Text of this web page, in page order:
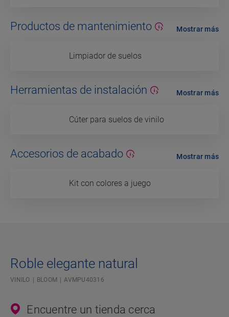
Productos de mantenimiento
Limpiador de suelos
Mostrar más
Herramientas de instalación
Cúter para suelos de vinilo
Mostrar más
Accesorios de acabado
Kit con colores a juego
Mostrar más
Roble elegante natural
VINILO BLOOM AVMPU40316
Encuentre un tienda cerca